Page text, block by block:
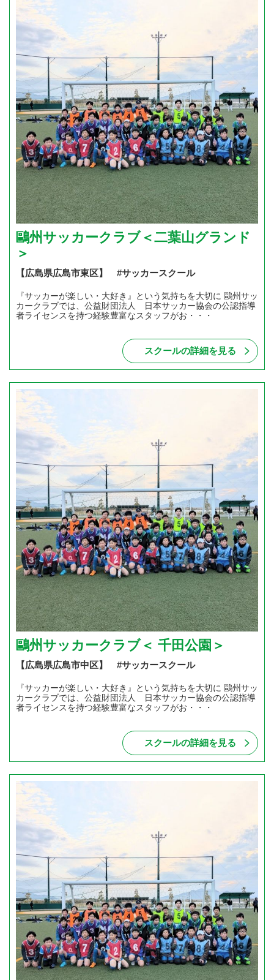
鷗州サッカークラブ＜二葉山グランド
＞
【広島県広島市東区】 #サッカースクール
『サッカーが楽しい・大好き』という気持ちを大切に 鷗州サッ
カークラブでは、公益財団法人 日本サッカー協会の公認指導
者ライセンスを持つ経験豊富なスタッフがお・・・
スクールの詳細を見る
鷗州サッカークラブ＜ 千田公園＞
【広島県広島市中区】 #サッカースクール
『サッカーが楽しい・大好き』という気持ちを大切に 鷗州サッ
カークラブでは、公益財団法人 日本サッカー協会の公認指導
者ライセンスを持つ経験豊富なスタッフがお・・・
スクールの詳細を見る